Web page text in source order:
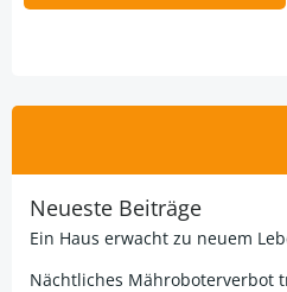
Neueste Beiträge
Ein Haus erwacht zu neuem
Nächtliches Mähroboterverbot